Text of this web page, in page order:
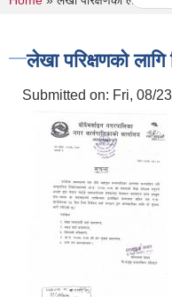
लेखा परिक्षणको
Submitted on: Fri, 08/